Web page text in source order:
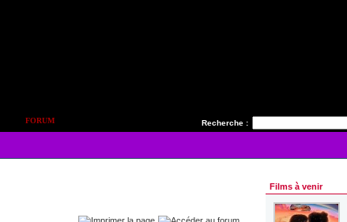
Recherche :
FORUM
Films à venir